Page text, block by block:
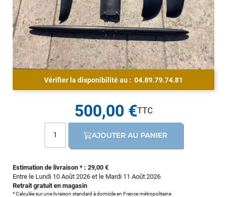
Vérifier la disponibilité au : 04.89.79.74.81
Estimation de livraison * : 29,00 €
Entre le Lundi 10 Août 2026 et le Mardi 11 Août 2026
Retrait gratuit en magasin
* Calculée sur une livraison standard à domicile en France métropolitaine
500,00 €
AJOUTER AU PANIER